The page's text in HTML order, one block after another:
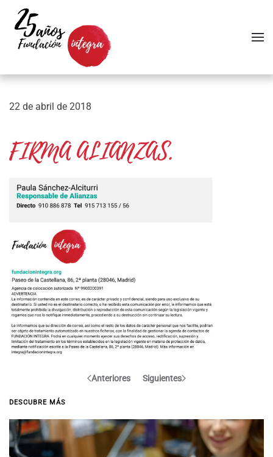
Skip to main content
22 de abril de 2018
FIRMA ALIANZAS.
Anteriores Siguientes
DESCUBRE MÁS